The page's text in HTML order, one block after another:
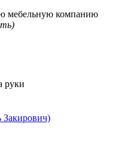
мебельную компанию
руки